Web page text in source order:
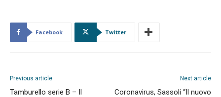
Facebook Twitter
Previous article
Tamburello serie B – Il
Next article
Coronavirus, Sassoli “Il nuovo